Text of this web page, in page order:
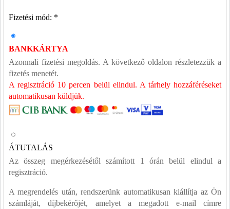
Fizetési mód: *
BANKKÁRTYA
Azonnali fizetési megoldás. A következő oldalon részletezzük a
fizetés menetét.
A regisztráció 10 percen belül elindul. A tárhely hozzáféréseket
automatikusan küldjük.
ÁTUTALÁS
Az összeg megérkezésétől számított 1 órán belül elindul a
regisztráció.
A megrendelés után, rendszerünk automatikusan kiállítja az Ön
számláját, díjbekérőjét, amelyet a megadott e-mail címre